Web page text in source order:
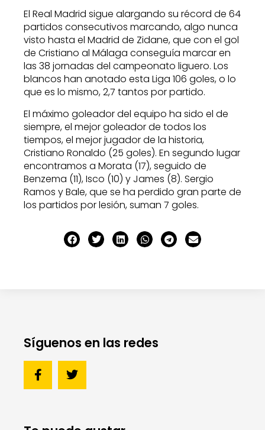
El Real Madrid sigue alargando su récord de 64
partidos consecutivos marcando, algo nunca
visto hasta el Madrid de Zidane, que con el gol
de Cristiano al Málaga conseguía marcar en
las 38 jornadas del campeonato liguero. Los
blancos han anotado esta Liga 106 goles, o lo
que es lo mismo, 2,7 tantos por partido.
El máximo goleador del equipo ha sido el de
siempre, el mejor goleador de todos los
tiempos, el mejor jugador de la historia,
Cristiano Ronaldo (25 goles). En segundo lugar
encontramos a Morata (17), seguido de
Benzema (11), Isco (10) y James (8). Sergio
Ramos y Bale, que se ha perdido gran parte de
los partidos por lesión, suman 7 goles.
Síguenos en las redes